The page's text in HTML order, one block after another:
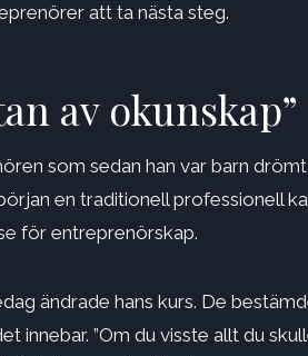
att ta nästa steg.
av okunskap”
som sedan han var barn
en traditionell professionell
för entreprenörskap.
ändrade hans kurs. De
innebar. ”Om du visste allt du